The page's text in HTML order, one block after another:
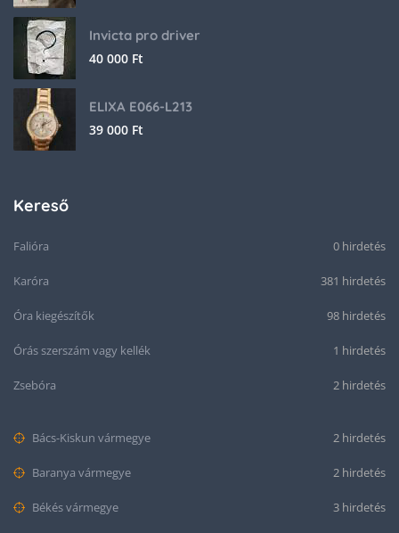
Invicta pro driver
40 000 Ft
ELIXA E066-L213
39 000 Ft
Kereső
Falióra 0 hirdetés
Karóra 381 hirdetés
Óra kiegészítők 98 hirdetés
Órás szerszám vagy kellék 1 hirdetés
Zsebóra 2 hirdetés
Bács-Kiskun vármegye 2 hirdetés
Baranya vármegye 2 hirdetés
Békés vármegye 3 hirdetés